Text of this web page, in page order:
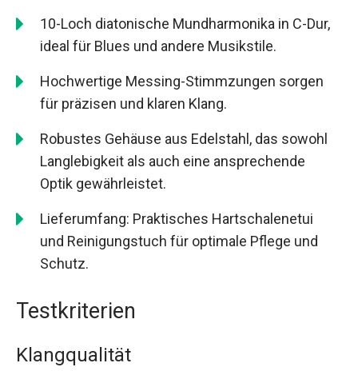
10-Loch diatonische Mundharmonika in C-Dur,
ideal für Blues und andere Musikstile.
Hochwertige Messing-Stimmzungen sorgen
für präzisen und klaren Klang.
Robustes Gehäuse aus Edelstahl, das sowohl
Langlebigkeit als auch eine ansprechende
Optik gewährleistet.
Lieferumfang: Praktisches Hartschalenetui
und Reinigungstuch für optimale Pflege und
Schutz.
Testkriterien
Klangqualität